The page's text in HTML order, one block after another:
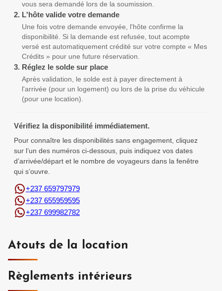
vous sera demandé lors de la soumission.
2. L'hôte valide votre demande
Une fois votre demande envoyée, l'hôte confirme la
disponibilité. Si la demande est refusée, tout acompte
versé est automatiquement crédité sur votre compte « Mes
Crédits » pour une future réservation.
3. Réglez le solde sur place
Après validation, le solde est à payer directement à
l'arrivée (pour un logement) ou lors de la prise du véhicule
(pour une location).
Vérifiez la disponibilité immédiatement.
Pour connaître les disponibilités sans engagement, cliquez
sur l’un des numéros ci-dessous, puis indiquez vos dates
d’arrivée/départ et le nombre de voyageurs dans la fenêtre
qui s’ouvre.
+237 659797979
+237 655959595
+237 699982782
Atouts de la location
Règlements intérieurs